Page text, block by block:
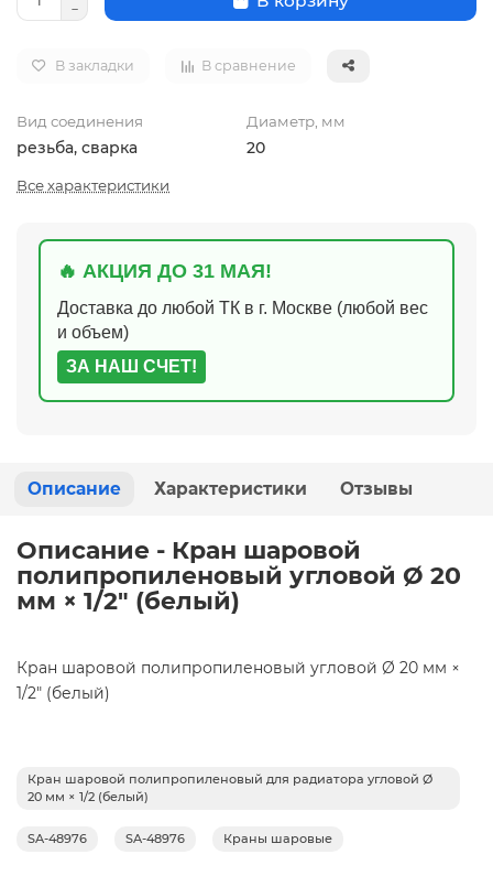
В закладки В сравнение
Вид соединения
резьба, сварка
Диаметр, мм
20
Все характеристики
🔥 АКЦИЯ ДО 31 МАЯ!
Доставка до любой ТК в г. Москве (любой вес
и объем)
ЗА НАШ СЧЕТ!
Описание Характеристики Отзывы
Описание - Кран шаровой
полипропиленовый угловой Ø 20
мм × 1/2" (белый)
Кран шаровой полипропиленовый угловой Ø 20 мм ×
1/2" (белый)
Кран шаровой полипропиленовый для радиатора угловой Ø
20 мм × 1/2 (белый)
SA-48976 SA-48976 Краны шаровые